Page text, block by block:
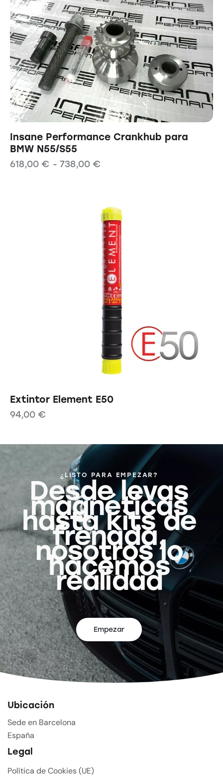
Insane Performance Crankhub para
BMW N55/S55
618,00 € - 738,00 €
Extintor Element E50
94,00 €
¿LISTO PARA EMPEZAR?
Desde levas
magnéticas
hasta kits de
frenada,
nosotros lo
hacemos
realidad
Empezar
Ubicación
Sede en Barcelona
España
Legal
Política de Cookies (UE)